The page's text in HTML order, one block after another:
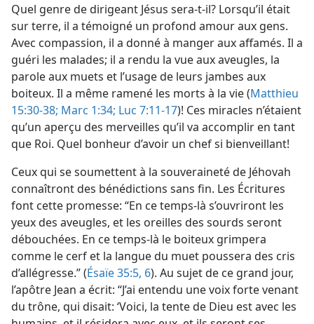
Quel genre de dirigeant Jésus sera-​t-​il? Lorsqu’il était
sur terre, il a témoigné un profond amour aux gens.
Avec compassion, il a donné à manger aux affamés. Il a
guéri les malades; il a rendu la vue aux aveugles, la
parole aux muets et l’usage de leurs jambes aux
boiteux. Il a même ramené les morts à la vie (Matthieu
15:30-38; Marc 1:34; Luc 7:11-17)! Ces miracles n’étaient
qu’un aperçu des merveilles qu’il va accomplir en tant
que Roi. Quel bonheur d’avoir un chef si bienveillant!
Ceux qui se soumettent à la souveraineté de Jéhovah
connaîtront des bénédictions sans fin. Les Écritures
font cette promesse: “En ce temps-​là s’ouvriront les
yeux des aveugles, et les oreilles des sourds seront
débouchées. En ce temps-​là le boiteux grimpera
comme le cerf et la langue du muet poussera des cris
d’allégresse.” (Ésaïe 35:5, 6). Au sujet de ce grand jour,
l’apôtre Jean a écrit: “J’ai entendu une voix forte venant
du trône, qui disait: ‘Voici, la tente de Dieu est avec les